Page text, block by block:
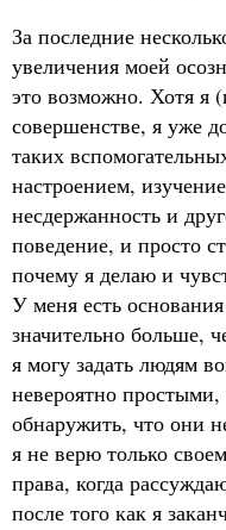
За последние
увеличения моей
это возможно. Хотя я
совершенстве, я уже
таких
настроением,
несдержанность и
поведение, и просто
почему я делаю и
У меня есть
значительно больше,
я могу задать людям
невероятно
обнаружить, что они
я не верю только
права, когда
после того как я